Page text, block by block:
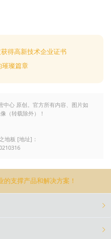
得高新技术企业证书
璀璨篇章
中心 原创。官方所有内容、图片如
（转载除外）！
地板 [地址]：
支撑产品和解决方案！